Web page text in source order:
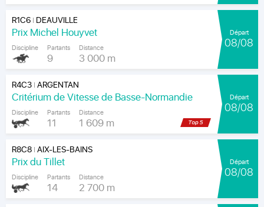
R1C6| DEAUVILLE
Prix Michel Houyvet
Discipline Partants
9
Distance
3 000 m
Départ
08/08
R4C3|ARGENTAN
Critérium de Vitesse de Basse-Normandie
Discipline Partants
11
Distance
1 609 m
Départ
08/08
R8C8|AIX-LES-BAINS
Prix du Tillet
Discipline Partants
14
Distance
2 700 m
Départ
08/08